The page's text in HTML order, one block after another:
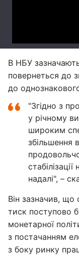
В НБУ
повернеться до
до
"Згідно з
у річному
широким
збільшення
надалі", –
Він зазначив, що
тиск поступово
монетарної
з постачанням
з боку ринку